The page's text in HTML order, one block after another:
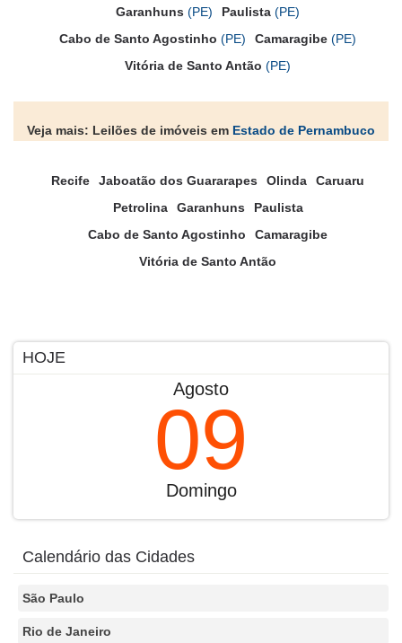
Garanhuns (PE) Paulista (PE)
Cabo de Santo Agostinho (PE) Camaragibe (PE)
Vitória de Santo Antão (PE)
Veja mais: Leilões de imóveis em Estado de Pernambuco
Recife Jaboatão dos Guararapes Olinda
Caruaru
Petrolina
Garanhuns
Paulista
Cabo de Santo Agostinho
Camaragibe
Vitória de Santo Antão
HOJE
Agosto
09
Domingo
Calendário das Cidades
São Paulo
Rio de Janeiro